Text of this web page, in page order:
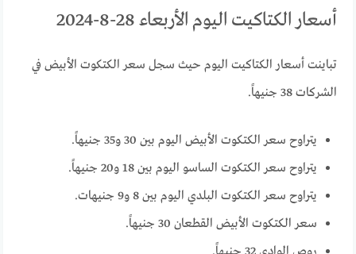
أسعار الكتاكيت اليوم الأربعاء 28-8-2024
تباينت أسعار الكتاكيت اليوم حيث سجل سعر الكتكوت الأبيض في
الشركات 38 جنيهاً.
يتراوح سعر الكتكوت الأبيض اليوم بين 30 و35 جنيهاً.
يتراوح سعر الكتكوت الساسو اليوم بين 18 و20 جنيهاً.
يتراوح سعر الكتكوت البلدي اليوم بين 8 و9 جنيهات.
سعر الكتكوت الأبيض القطعان 30 جنيهاً.